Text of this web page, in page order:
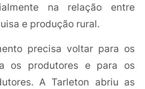
na relação entre
e produção rural.
precisa voltar para os
os produtores e para os
A Tarleton abriu as